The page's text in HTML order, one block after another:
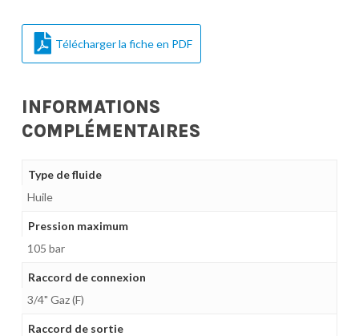
Télécharger la fiche en PDF
INFORMATIONS
COMPLÉMENTAIRES
Type de fluide
Huile
Pression maximum
105 bar
Raccord de connexion
3/4" Gaz (F)
Raccord de sortie